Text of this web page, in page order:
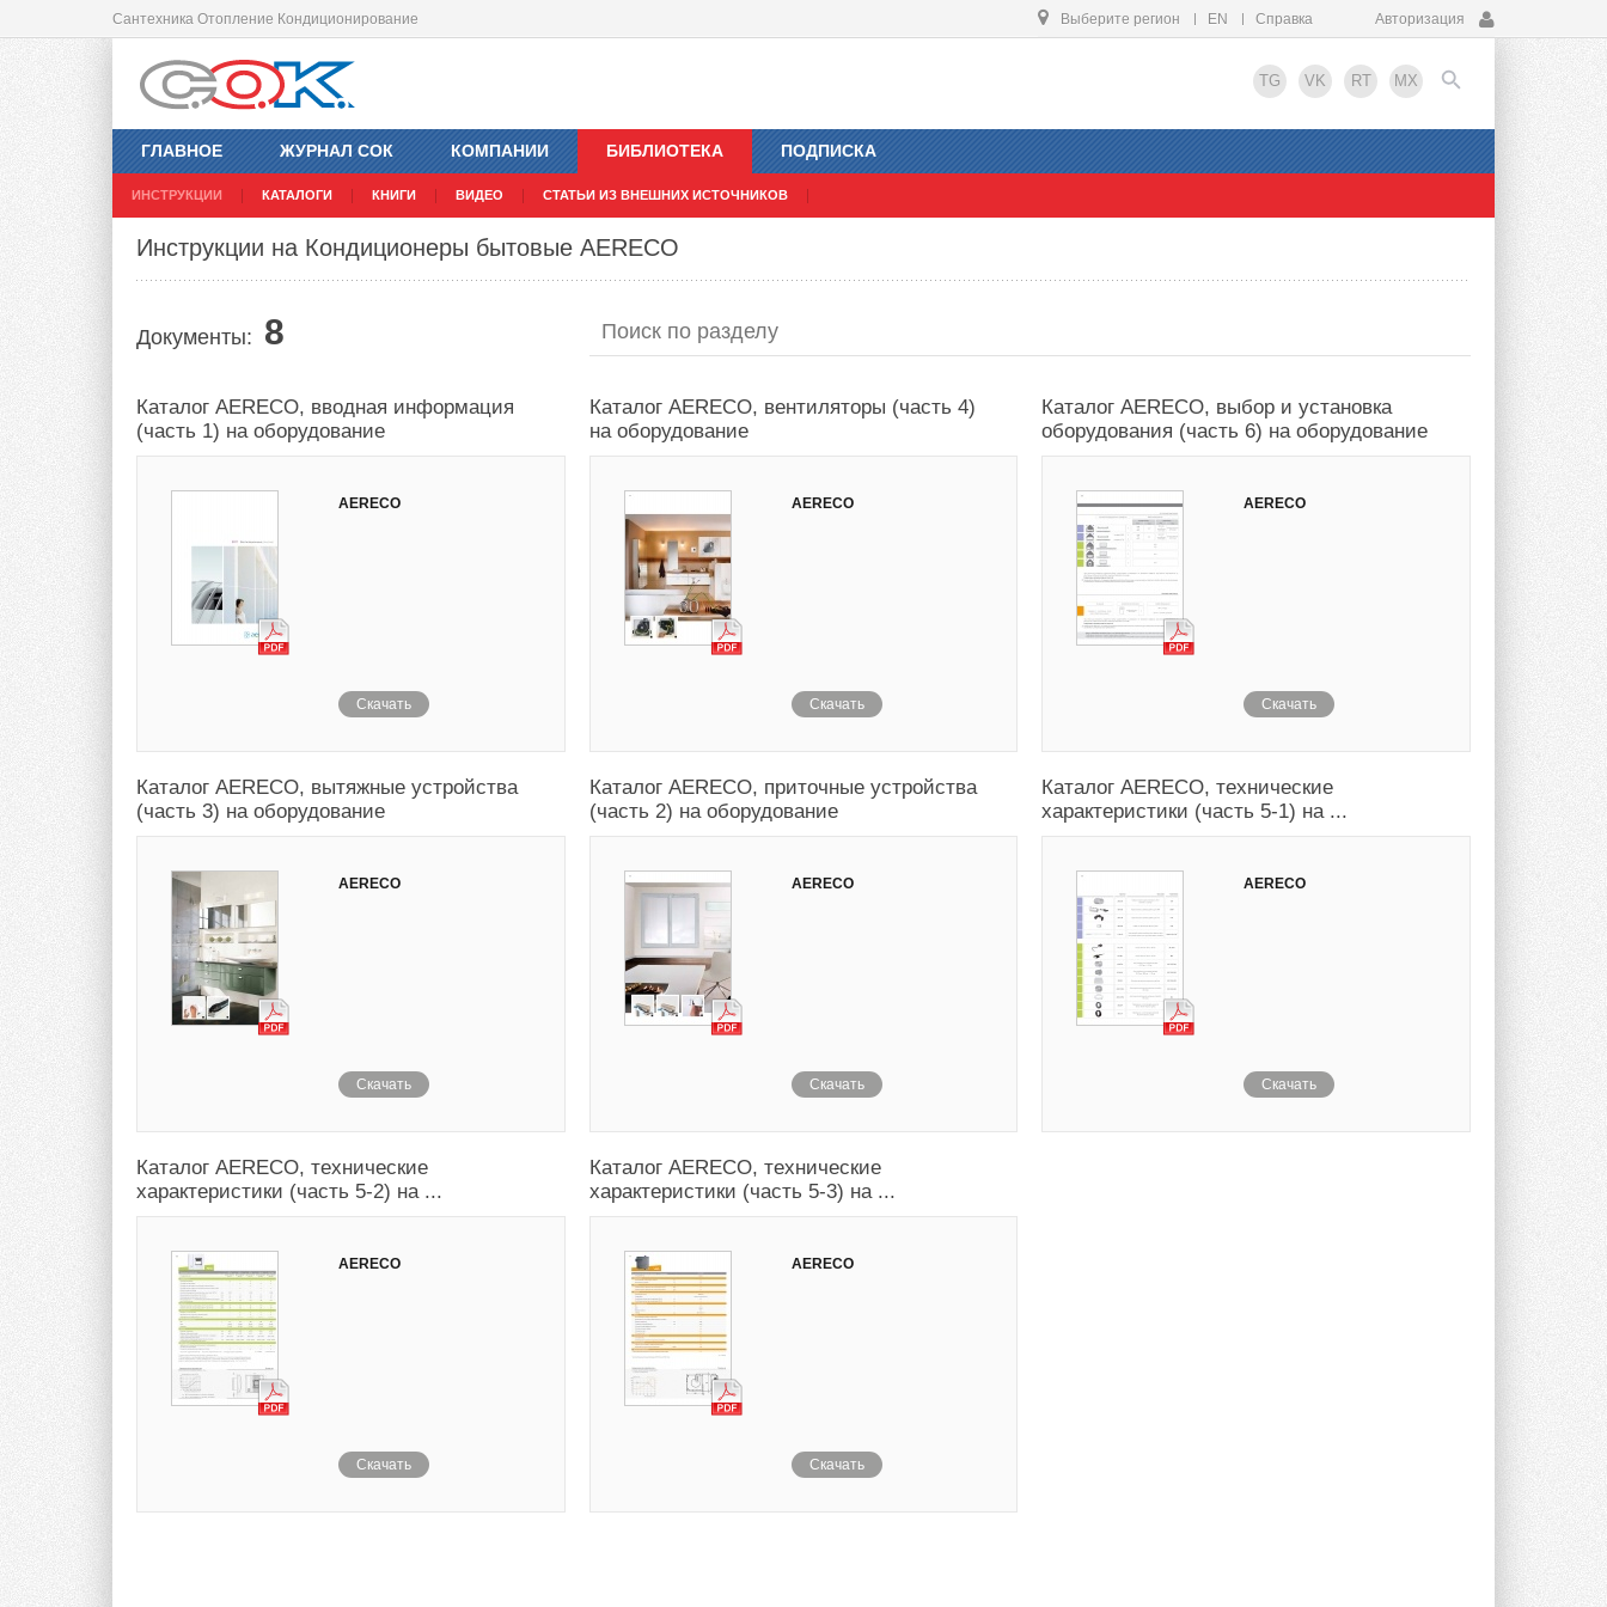
Сантехника Отопление Кондиционирование Выберите регион EN Справка Авторизация
TG VK RT MX
ГЛАВНОЕ ЖУРНАЛ СОК КОМПАНИИ БИБЛИОТЕКА
ИНСТРУКЦИИ КАТАЛОГИ КНИГИ ВИДЕО СТАТЬИ ИЗ ВНЕШНИХ ИСТОЧНИКОВ
ПОДПИСКА
Инструкции на Кондиционеры бытовые AERECO
Документы: 8
Каталог AERECO, вводная информация
(часть 1) на оборудование
AERECO
Скачать
Каталог AERECO, вентиляторы (часть 4)
на оборудование
AERECO
Скачать
Каталог AERECO, выбор и установка
оборудования (часть 6) на оборудование
AERECO
Скачать
Каталог AERECO, вытяжные устройства
(часть 3) на оборудование
AERECO
Скачать
Каталог AERECO, приточные устройства
(часть 2) на оборудование
AERECO
Скачать
Каталог AERECO, технические
характеристики (часть 5-1) на ...
AERECO
Скачать
Каталог AERECO, технические
характеристики (часть 5-2) на ...
AERECO
Скачать
Каталог AERECO, технические
характеристики (часть 5-3) на ...
AERECO
Скачать